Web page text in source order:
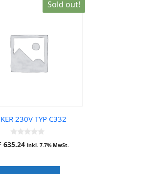
Sold out!
230V TYP C332
0
o
o
635.24 inkl. 7.7% MwSt.